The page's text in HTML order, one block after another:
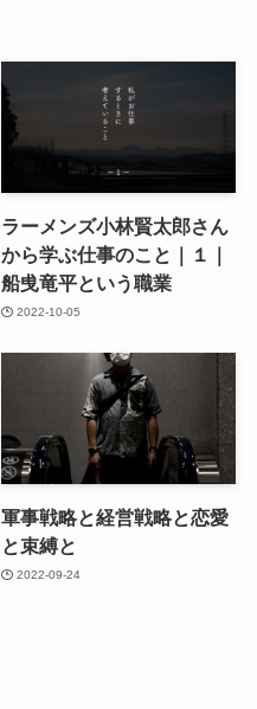
ラーメンズ小林賢太郎さん
から学ぶ仕事のこと｜１｜
船曵竜平という職業
2022-10-05
軍事戦略と経営戦略と恋愛
と束縛と
2022-09-24